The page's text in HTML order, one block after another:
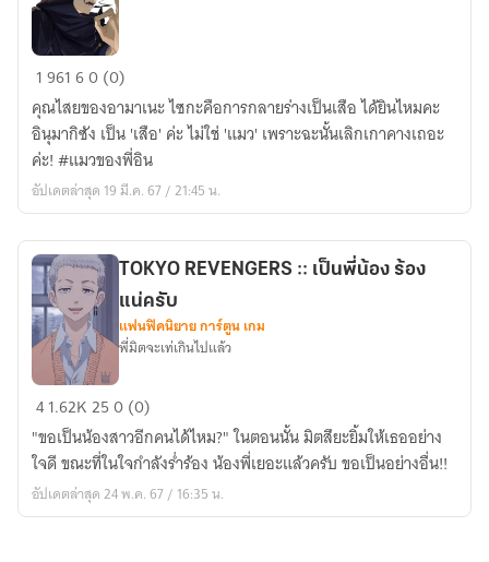
JJK
เป็น
เสือ
ค่ะ
ไม่ใช่
196160 (0)
คุณไสยของอามาเนะ ไซกะคือการกลายร่างเป็นเสือ ได้ยินไหมคะ
อินุมากิซัง เป็น 'เสือ' ค่ะ ไม่ใช่ 'แมว' เพราะฉะนั้นเลิกเกาคางเถอะ
ค่ะ! #แมวของพี่อิน
อัปเดตล่าสุด 19 มี.ค. 67 / 21:45 น.
TOKYO
REVENGERS
::
เป็น
พี่
TOKYO REVENGERS :: เป็นพี่น้อง ร้อง
แน่ครับ
แฟนฟิคนิยาย การ์ตูน เกม
พี่มิตจะเท่เกินไปแล้ว
41.62K250 (0)
"ขอเป็นน้องสาวอีกคนได้ไหม?" ในตอนนั้น มิตสึยะยิ้มให้เธออย่าง
ใจดี ขณะที่ในใจกำลังร่ำร้อง น้องพี่เยอะแล้วครับ ขอเป็นอย่างอื่น!!
อัปเดตล่าสุด 24 พ.ค. 67 / 16:35 น.